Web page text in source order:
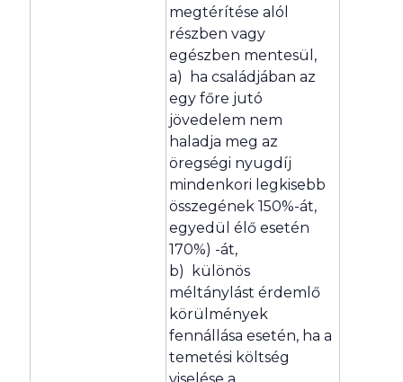
megtérítése alól
részben vagy
egészben mentesül,
a) ha családjában az
egy főre jutó
jövedelem nem
haladja meg az
öregségi nyugdíj
mindenkori legkisebb
összegének 150%-át,
egyedül élő esetén
170%) -át,
b) különös
méltánylást érdemlő
körülmények
fennállása esetén, ha a
temetési költség